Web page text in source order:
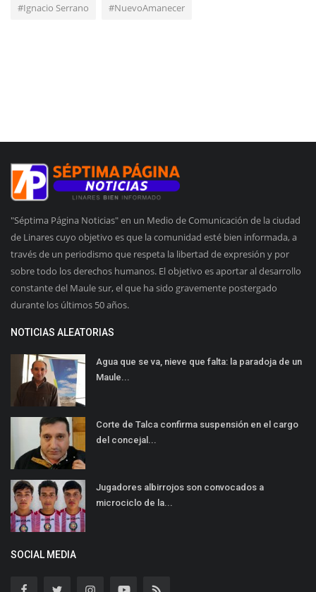
#Ignacio Serrano #NuevoAmanecer
"Séptima Página Noticias" en un Medio de Comunicación de la ciudad
de Linares cuyo objetivo es que la comunidad esté bien informada, a
través de un periodismo que respeta la libertad de expresión y por
sobre todo los derechos humanos. El objetivo es aportar al desarrollo
constante del Maule sur, el que ha sido gravemente postergado
durante los últimos 50 años.
NOTICIAS ALEATORIAS
Agua que se va, nieve que falta: la paradoja de un
Maule...
Corte de Talca confirma suspensión en el cargo
del concejal...
Jugadores albirrojos son convocados a
microciclo de la...
SOCIAL MEDIA